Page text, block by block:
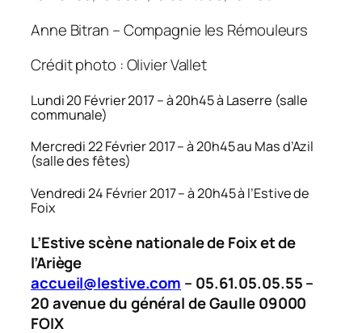
Anne Bitran – Compagnie les Rémouleurs
Crédit photo : Olivier Vallet
Lundi 20 Février 2017 – à 20h45 à Laserre (salle
communale)
Mercredi 22 Février 2017 – à 20h45 au Mas d’Azil
(salle des fêtes)
Vendredi 24 Février 2017 – à 20h45 à l’Estive de
Foix
L’Estive scène nationale de Foix et de
l’Ariège
accueil@lestive.com – 05.61.05.05.55 –
20 avenue du général de Gaulle 09000
FOIX